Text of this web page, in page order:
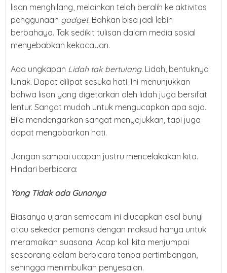
lisan menghilang, melainkan telah beralih ke aktivitas
penggunaan gadget. Bahkan bisa jadi lebih
berbahaya. Tak sedikit tulisan dalam media sosial
menyebabkan kekacauan.
Ada ungkapan Lidah tak bertulang. Lidah, bentuknya
lunak. Dapat dilipat sesuka hati. Ini menunjukkan
bahwa lisan yang digetarkan oleh lidah juga bersifat
lentur. Sangat mudah untuk mengucapkan apa saja.
Bila mendengarkan sangat menyejukkan, tapi juga
dapat mengobarkan hati.
Jangan sampai ucapan justru mencelakakan kita.
Hindari berbicara:
Yang Tidak ada Gunanya
Biasanya ujaran semacam ini diucapkan asal bunyi
atau sekedar pemanis dengan maksud hanya untuk
meramaikan suasana. Acap kali kita menjumpai
seseorang dalam berbicara tanpa pertimbangan,
sehingga menimbulkan penyesalan.